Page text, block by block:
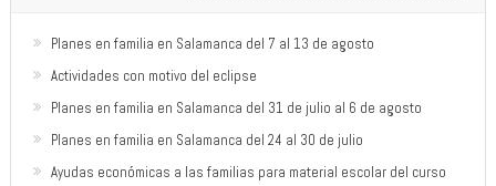
Planes en familia en Salamanca del 7 al 13 de agosto
Actividades con motivo del eclipse
Planes en familia en Salamanca del 31 de julio al 6 de agosto
Planes en familia en Salamanca del 24 al 30 de julio
Ayudas económicas a las familias para material escolar del curso